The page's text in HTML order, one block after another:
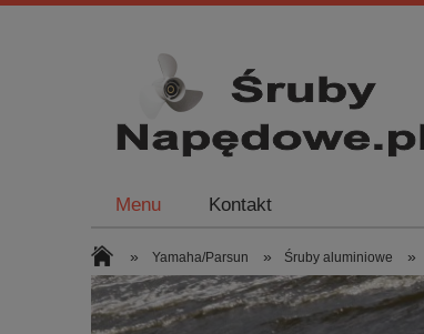
Menu Kontakt
» Yamaha/Parsun » Śruby aluminiowe »